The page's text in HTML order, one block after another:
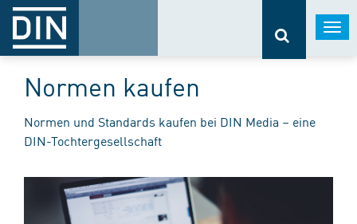
Normen kaufen
Normen und Standards kaufen bei DIN Media – eine
DIN-Tochtergesellschaft